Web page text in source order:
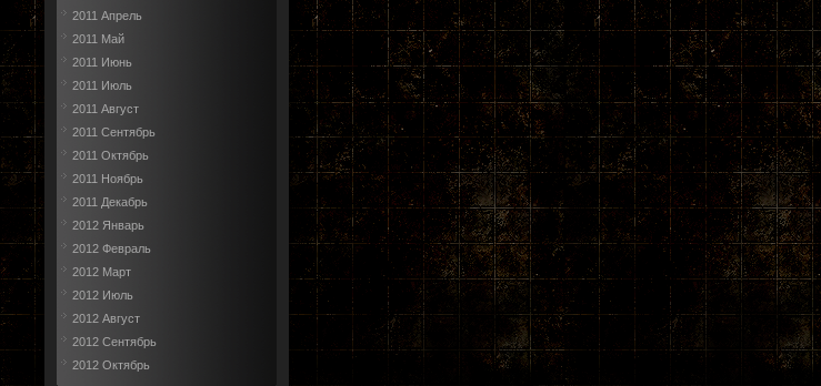
2011 Апрель
2011 Май
2011 Июнь
2011 Июль
2011 Август
2011 Сентябрь
2011 Октябрь
2011 Ноябрь
2011 Декабрь
2012 Январь
2012 Февраль
2012 Март
2012 Июль
2012 Август
2012 Сентябрь
2012 Октябрь